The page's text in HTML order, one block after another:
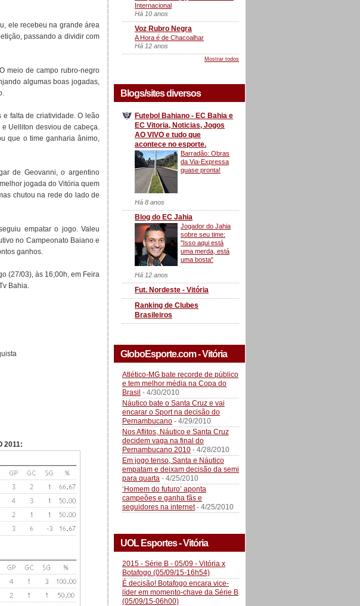
ele recebeu na grande área
passando a dividir com
meio de campo rubro-negro
algumas boas jogadas,
e falta de criatividade. O leão
Uelliton desviou de cabeça.
que o time ganharia ânimo,
de Geovanni, o argentino
jogada do Vitória quem
chutou na rede do lado de
empatar o jogo. Valeu
no Campeonato Baiano e
ganhos.
(27/03), às 16;00h, em Feira
Bahia.
2011:
Internacional
Há 10 anos
Voz Rubro Negra
A Hora é de Chacoalhar
Há 12 anos
Mostrar todos
Blogs/sites diversos
Futebol Bahiano - EC Bahia e
EC Vitoria, Noticias, Jogos
AO VIVO e tudo que
acontece no esporte.
Barradão: Obras
da Via-Expressa
quase pronta!
Há 8 anos
Blog do EC Jahia
Jogador do Jahia
sobre seu time:
"Isso aqui está
uma merda, está
uma bosta"
Há 12 anos
Fut. Nordeste - Vitória
Ranking de Clubes
Brasileiros
GloboEsporte.com - Vitória
Atlético-MG bate recorde de público
e tem melhor média na Copa do
Brasil - 4/30/2010
Náutico bate o Santa Cruz e vai
encarar o Sport na decisão do
Pernambucano - 4/29/2010
Nos Aflitos, Náutico e Santa Cruz
decidem vaga na final do
Pernambucano 2010 - 4/28/2010
Em jogo tenso, Santa e Náutico
empatam e deixam decisão da semi
para quarta - 4/25/2010
‘Homem do futuro’ aponta
campeões e ganha fãs e
seguidores na internet- 4/25/2010
UOL Esportes - Vitória
2015 - Série B - 05/09 - Vitória x
Botafogo (05/09/15-16h54)
É decisão! Botafogo encara vice-
líder em momento-chave da Série B
(05/09/15-06h00)